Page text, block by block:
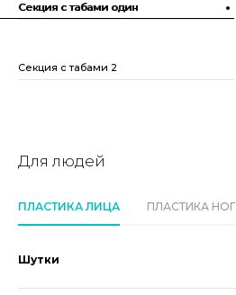
Секция с табами один
Секция с табами 2
Для людей
ПЛАСТИКА ЛИЦА ПЛАСТИКА НОГ
Шутки